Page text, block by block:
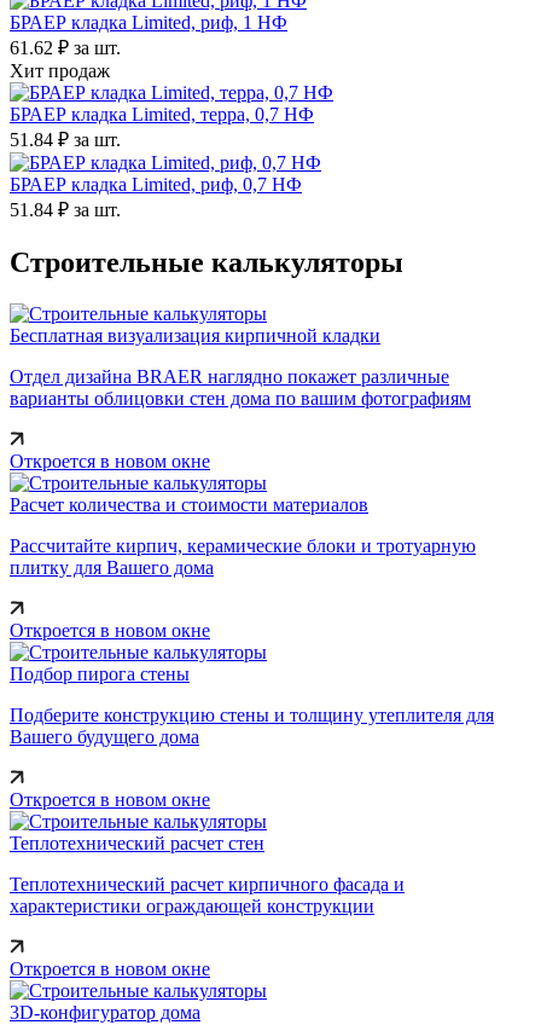
БРАЕР кладка Limited, риф, 1 НФ
61.62 ₽ за шт.
Хит продаж
БРАЕР кладка Limited, терра, 0,7 НФ
51.84 ₽ за шт.
БРАЕР кладка Limited, риф, 0,7 НФ
51.84 ₽ за шт.
Строительные калькуляторы
Бесплатная визуализация кирпичной кладки
Отдел дизайна BRAER наглядно покажет различные
варианты облицовки стен дома по вашим фотографиям
Откроется в новом окне
Расчет количества и стоимости материалов
Рассчитайте кирпич, керамические блоки и тротуарную
плитку для Вашего дома
Откроется в новом окне
Подбор пирога стены
Подберите конструкцию стены и толщину утеплителя для
Вашего будущего дома
Откроется в новом окне
Теплотехнический расчет стен
Теплотехнический расчет кирпичного фасада и
характеристики ограждающей конструкции
Откроется в новом окне
3D-конфигуратор дома